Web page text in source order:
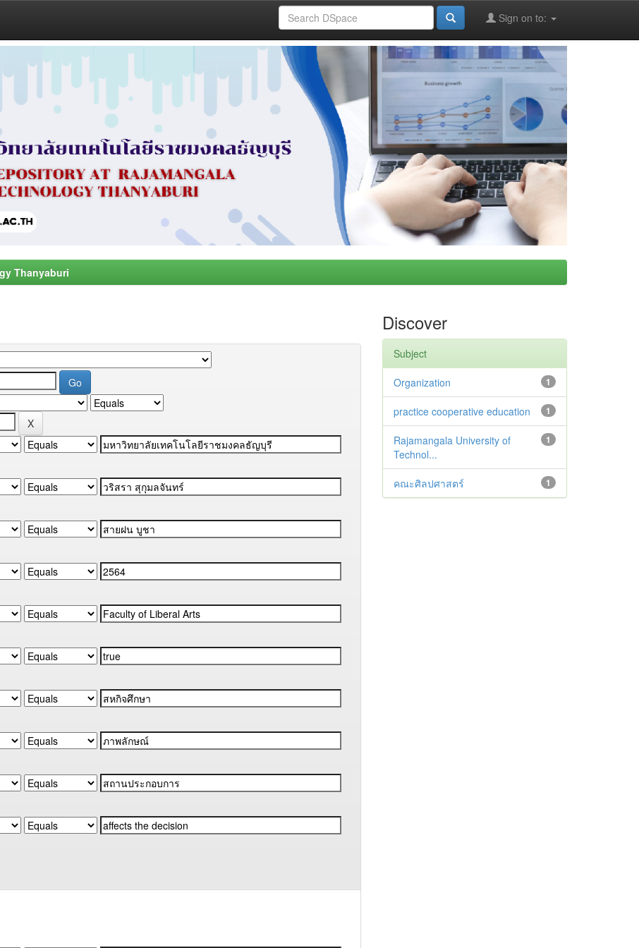
Sign on to:
Thanyaburi
Discover
Subject
1
Organization
1
practice cooperative education
1
Rajamangala University of
Technol...
1
คณะศิลปศาสตร์